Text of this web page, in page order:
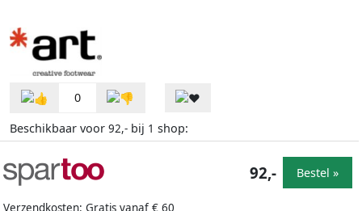
0
Beschikbaar voor 92,- bij 1 shop:
Verzendkosten: Gratis vanaf € 60
92,- Bestel »